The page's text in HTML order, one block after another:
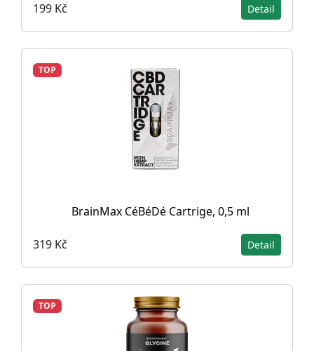
199 Kč Detail
TOP
BrainMax CéBéDé Cartrige, 0,5 ml
319 Kč Detail
TOP